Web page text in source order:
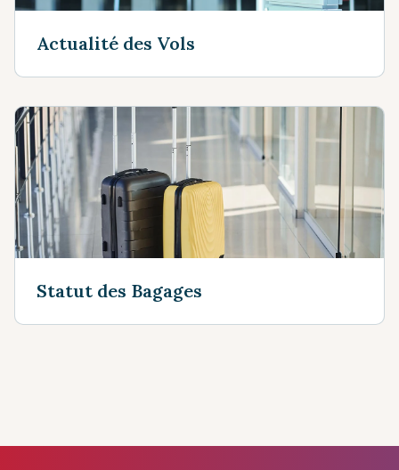
Actualité des Vols
Statut des Bagages